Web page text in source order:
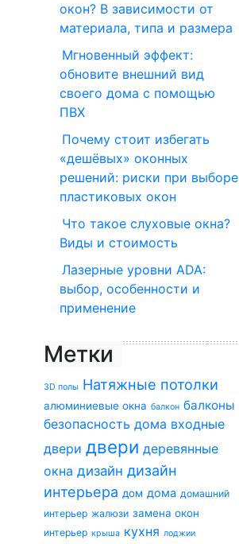
окон? В зависимости от
материала, типа и размера
Мгновенный эффект:
обновите внешний вид
своего дома с помощью
ПВХ
Почему стоит избегать
«дешёвых» оконных
решений: риски при выборе
пластиковых окон
Что такое слуховые окна?
Виды и стоимость
Лазерные уровни ADA:
выбор, особенности и
применение
Метки
3D полы Натяжные потолки
алюминиевые окна балкон балконы
безопасность дома входные
двери двери деревянные
окна дизайн дизайн
интерьера дом дома домашний
интерьер жалюзи замена окон
интерьер крыша кухня лоджии